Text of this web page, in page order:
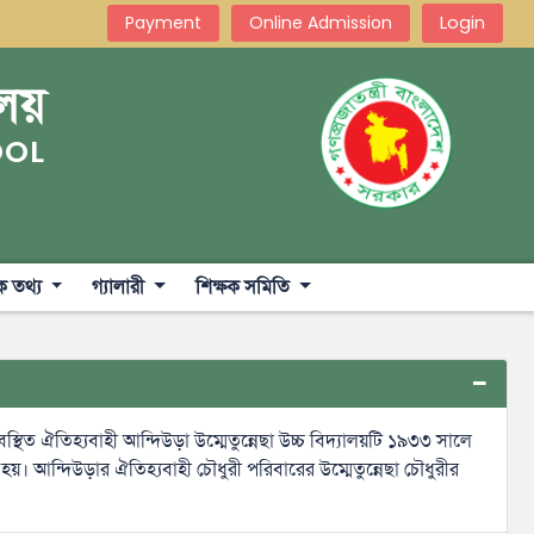
Payment Online Admission Login
তথ্য গ্যালারী শিক্ষক সমিতি
ঐতিহ্যবাহী আন্দিউড়া উম্মেতুন্নেছা উচ্চ বিদ্যালয়টি ১৯৩৩ সালে
আন্দিউড়ার ঐতিহ্যবাহী চৌধুরী পরিবারের উম্মেতুন্নেছা চৌধুরীর